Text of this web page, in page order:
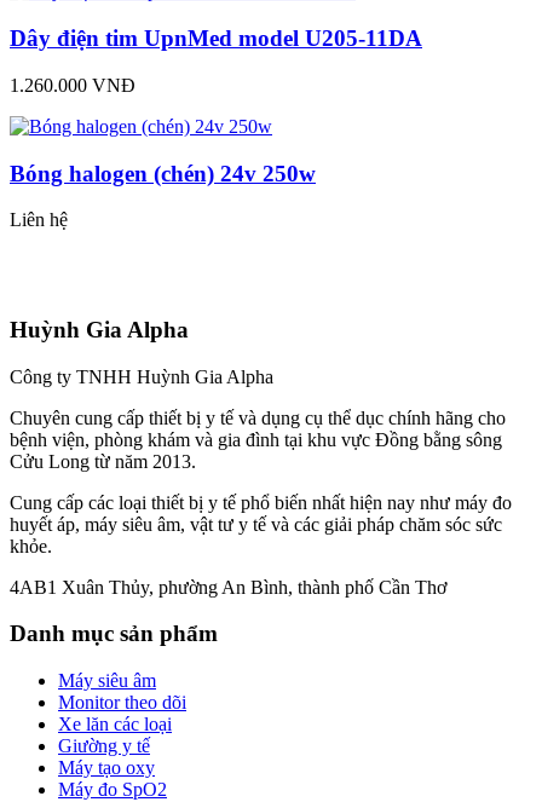
Dây điện tim UpnMed model U205-11DA
1.260.000 VNĐ
Bóng halogen (chén) 24v 250w
Liên hệ
Huỳnh Gia Alpha
Công ty TNHH Huỳnh Gia Alpha
Chuyên cung cấp thiết bị y tế và dụng cụ thể dục chính hãng cho
bệnh viện, phòng khám và gia đình tại khu vực Đồng bằng sông
Cửu Long từ năm 2013.
Cung cấp các loại thiết bị y tế phổ biến nhất hiện nay như máy đo
huyết áp, máy siêu âm, vật tư y tế và các giải pháp chăm sóc sức
khỏe.
4AB1 Xuân Thủy, phường An Bình, thành phố Cần Thơ
Danh mục sản phẩm
Máy siêu âm
Monitor theo dõi
Xe lăn các loại
Giường y tế
Máy tạo oxy
Máy đo SpO2